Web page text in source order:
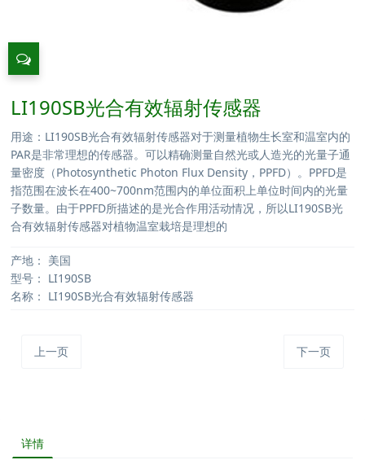
LI190SB光合有效辐射传感器
用途：LI190SB光合有效辐射传感器对于测量植物生长室和温室内的
PAR是非常理想的传感器。可以精确测量自然光或人造光的光量子通
量密度（Photosynthetic Photon Flux Density，PPFD）。PPFD是
指范围在波长在400~700nm范围内的单位面积上单位时间内的光量
子数量。由于PPFD所描述的是光合作用活动情况，所以LI190SB光
合有效辐射传感器对植物温室栽培是理想的
产地： 美国
型号： LI190SB
名称： LI190SB光合有效辐射传感器
上一页 下一页
详情